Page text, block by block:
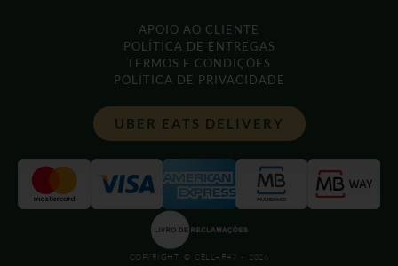
APOIO AO CLIENTE
POLÍTICA DE ENTREGAS
TERMOS E CONDIÇÕES
POLÍTICA DE PRIVACIDADE
UBER EATS DELIVERY
COPYRIGHT © CELLAR47 - 2026